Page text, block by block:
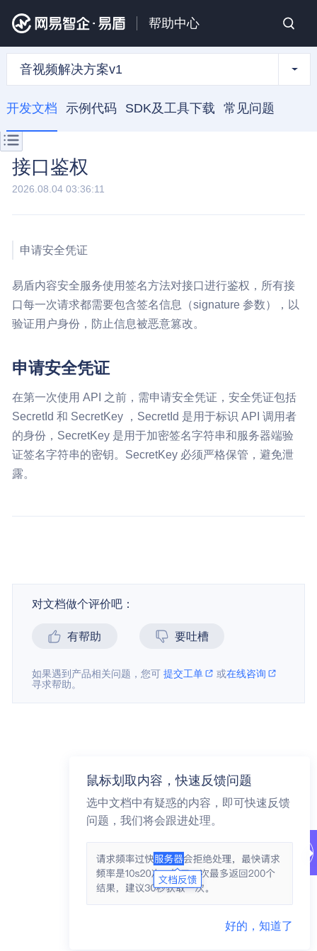
帮助中心
音视频解决方案v1
开发文档 示例代码 SDK及工具下载 常见问题
接口鉴权
2026.08.04 03:36:11
申请安全凭证
易盾内容安全服务使用签名方法对接口进行鉴权，所有接
口每一次请求都需要包含签名信息（signature 参数），以
验证用户身份，防止信息被恶意篡改。
申请安全凭证
在第一次使用 API 之前，需申请安全凭证，安全凭证包括
SecretId 和 SecretKey ，SecretId 是用于标识 API 调用者
的身份，SecretKey 是用于加密签名字符串和服务器端验
证签名字符串的密钥。SecretKey 必须严格保管，避免泄
露。
对文档做个评价吧：
有帮助 要吐槽
如果遇到产品相关问题，您可提交工单 或在线咨询
寻求帮助。
鼠标划取内容，快速反馈问题
选中文档中有疑惑的内容，即可快速反馈
问题，我们将会跟进处理。
好的，知道了